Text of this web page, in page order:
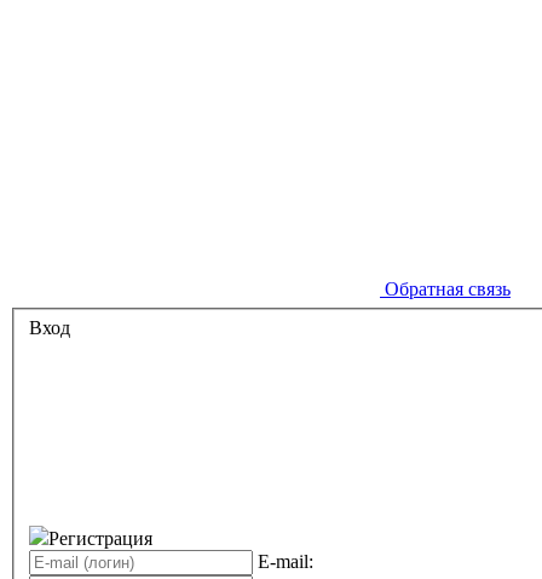
Обратная связь
Вход
Регистрация
E-mail: